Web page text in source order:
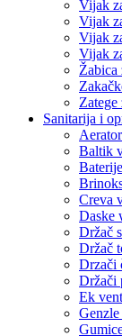
Vijak
Vijak
Vijak
Vijak
Žabica
Zatege
Sanitarija i
Baltik
Baterije
Creva
Daske
Držač
Držač
Drzači
Držači
Ek